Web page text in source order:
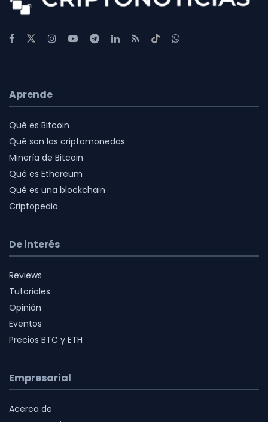
Aprende
Qué es Bitcoin
Qué son las criptomonedas
Minería de Bitcoin
Qué es Ethereum
Qué es una blockchain
Criptopedia
De interés
Reviews
Tutoriales
Opinión
Eventos
Precios BTC y ETH
Empresarial
Acerca de